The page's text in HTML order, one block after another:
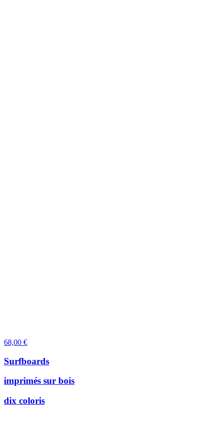
68,00 €
Surfboards
imprimés sur bois
dix coloris